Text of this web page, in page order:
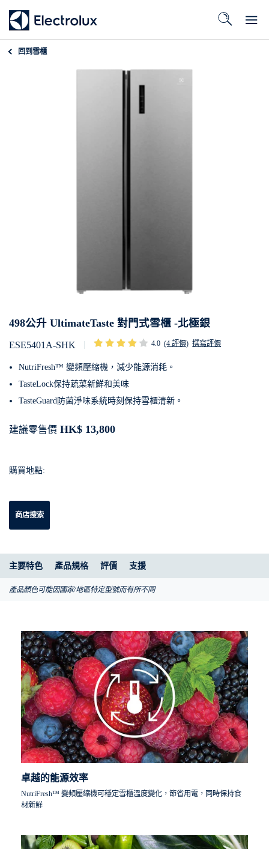
回到雪櫃
498公升 UltimateTaste 對門式雪櫃 -北極銀
ESE5401A-SHK 4.0 (4 評價) 撰寫評價
NutriFresh™ 變頻壓縮機，減少能源消耗。
TasteLock保持蔬菜新鮮和美味
TasteGuard防菌淨味系統時刻保持雪櫃清新。
建議零售價 HK$ 13,800
購買地點:
商店搜索
主要特色 產品規格 評價 支援
產品顏色可能因國家/地區特定型號而有所不同
卓越的能源效率
NutriFresh™ 變頻壓縮機可穩定雪櫃溫度變化，節省用電，同時保持食
材新鮮